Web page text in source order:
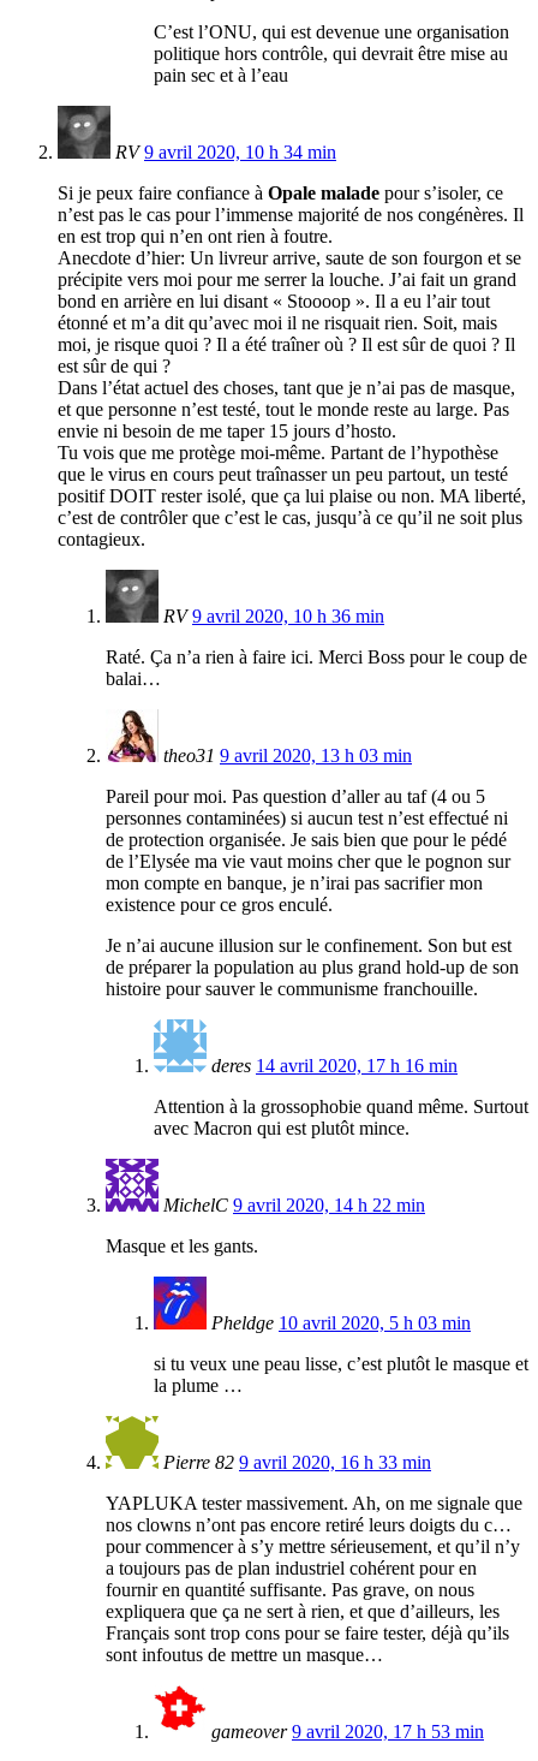
C’est l’ONU, qui est devenue une organisation
politique hors contrôle, qui devrait être mise au
pain sec et à l’eau
RV 9 avril 2020, 10 h 34 min
Si je peux faire confiance à Opale malade pour s’isoler, ce
n’est pas le cas pour l’immense majorité de nos congénères. Il
en est trop qui n’en ont rien à foutre.
Anecdote d’hier: Un livreur arrive, saute de son fourgon et se
précipite vers moi pour me serrer la louche. J’ai fait un grand
bond en arrière en lui disant « Stoooop ». Il a eu l’air tout
étonné et m’a dit qu’avec moi il ne risquait rien. Soit, mais
moi, je risque quoi ? Il a été traîner où ? Il est sûr de quoi ? Il
est sûr de qui ?
Dans l’état actuel des choses, tant que je n’ai pas de masque,
et que personne n’est testé, tout le monde reste au large. Pas
envie ni besoin de me taper 15 jours d’hosto.
Tu vois que me protège moi-même. Partant de l’hypothèse
que le virus en cours peut traînasser un peu partout, un testé
positif DOIT rester isolé, que ça lui plaise ou non. MA liberté,
c’est de contrôler que c’est le cas, jusqu’à ce qu’il ne soit plus
contagieux.
RV 9 avril 2020, 10 h 36 min
Raté. Ça n’a rien à faire ici. Merci Boss pour le coup de
balai…
theo31 9 avril 2020, 13 h 03 min
Pareil pour moi. Pas question d’aller au taf (4 ou 5
personnes contaminées) si aucun test n’est effectué ni
de protection organisée. Je sais bien que pour le pédé
de l’Elysée ma vie vaut moins cher que le pognon sur
mon compte en banque, je n’irai pas sacrifier mon
existence pour ce gros enculé.
Je n’ai aucune illusion sur le confinement. Son but est
de préparer la population au plus grand hold-up de son
histoire pour sauver le communisme franchouille.
deres 14 avril 2020, 17 h 16 min
Attention à la grossophobie quand même. Surtout
avec Macron qui est plutôt mince.
MichelC 9 avril 2020, 14 h 22 min
Masque et les gants.
Pheldge 10 avril 2020, 5 h 03 min
si tu veux une peau lisse, c’est plutôt le masque et
la plume …
Pierre 82 9 avril 2020, 16 h 33 min
YAPLUKA tester massivement. Ah, on me signale que
nos clowns n’ont pas encore retiré leurs doigts du c…
pour commencer à s’y mettre sérieusement, et qu’il n’y
a toujours pas de plan industriel cohérent pour en
fournir en quantité suffisante. Pas grave, on nous
expliquera que ça ne sert à rien, et que d’ailleurs, les
Français sont trop cons pour se faire tester, déjà qu’ils
sont infoutus de mettre un masque…
gameover 9 avril 2020, 17 h 53 min